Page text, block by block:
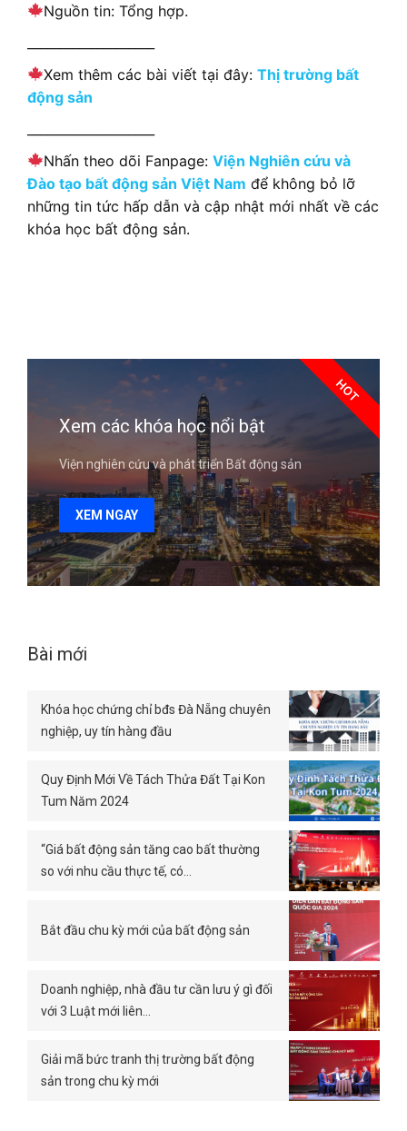
Nguồn tin: Tổng hợp.
Xem thêm các bài viết tại đây:Thị trường bất
động sản
Nhấn theo dõi Fanpage:Viện Nghiên cứu và
Đào tạo bất động sản Việt Nam để không bỏ lỡ
những tin tức hấp dẫn và cập nhật mới nhất về các
khóa học bất động sản.
Xem các khóa học nổi bật
Viện nghiên cứu và phát triển Bất động sản
XEM NGAY
HOT
Bài mới
Khóa học chứng chỉ bđs Đà Nẵng chuyên
nghiệp, uy tín hàng đầu
Quy Định Mới Về Tách Thửa Đất Tại Kon
Tum Năm 2024
“Giá bất động sản tăng cao bất thường
so với nhu cầu thực tế, có…
Bắt đầu chu kỳ mới của bất động sản
Doanh nghiệp, nhà đầu tư cần lưu ý gì đối
với 3 Luật mới liên…
Giải mã bức tranh thị trường bất động
sản trong chu kỳ mới